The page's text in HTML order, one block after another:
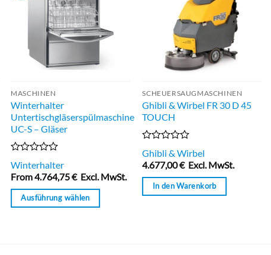
MASCHINEN
Winterhalter
Untertischgläserspülmaschine
UC-S – Gläser
Bewertet
mit
0
von
Winterhalter
From4.764,75€ Excl. MwSt.
Ausführung wählen
SCHEUERSAUGMASCHINEN
Ghibli & Wirbel FR 30 D 45
TOUCH
Bewertet
mit
0
von
Ghibli & Wirbel
4.677,00€ Excl. MwSt.
In den Warenkorb